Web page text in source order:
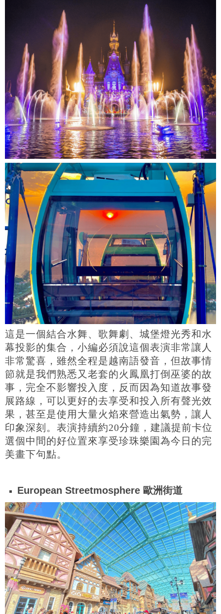
這是一個結合水舞、歌舞劇、城堡燈光秀和水
幕投影的集合，小編必須說這個表演非常讓人
非常驚喜，雖然全程是越南語發音，但故事情
節就是我們熟悉又老套的火鳳凰打倒巫婆的故
事，完全不影響投入度，反而因為知道故事發
展路線，可以更好的去享受和投入所有聲光效
果，甚至是使用大量火焰來營造出氣勢，讓人
印象深刻。表演持續約20分鐘，建議提前卡位
選個中間的好位置來享受珍珠樂園為今日的完
美畫下句點。
European Streetmosphere 歐洲街道